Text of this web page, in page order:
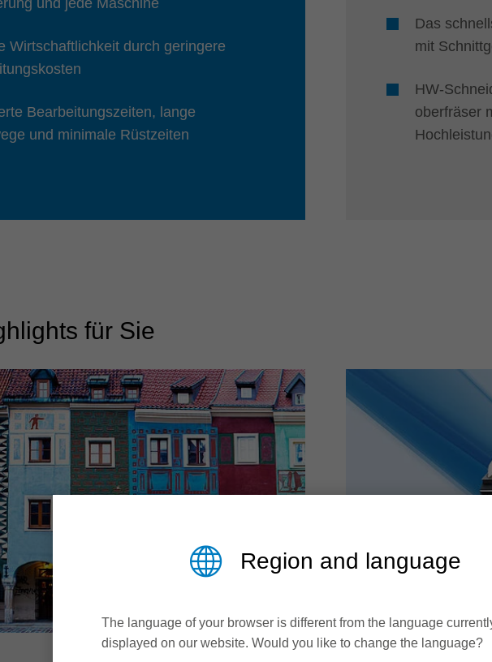
Wirtschaftlichkeit durch geringere
Bearbeitungszeiten, lange
und minimale Rüstzeiten
Das
mit
HW-
oberfräser
für Sie
Region and language
The language of your browser is different from the language
displayed on our website. Would you like to change the language?